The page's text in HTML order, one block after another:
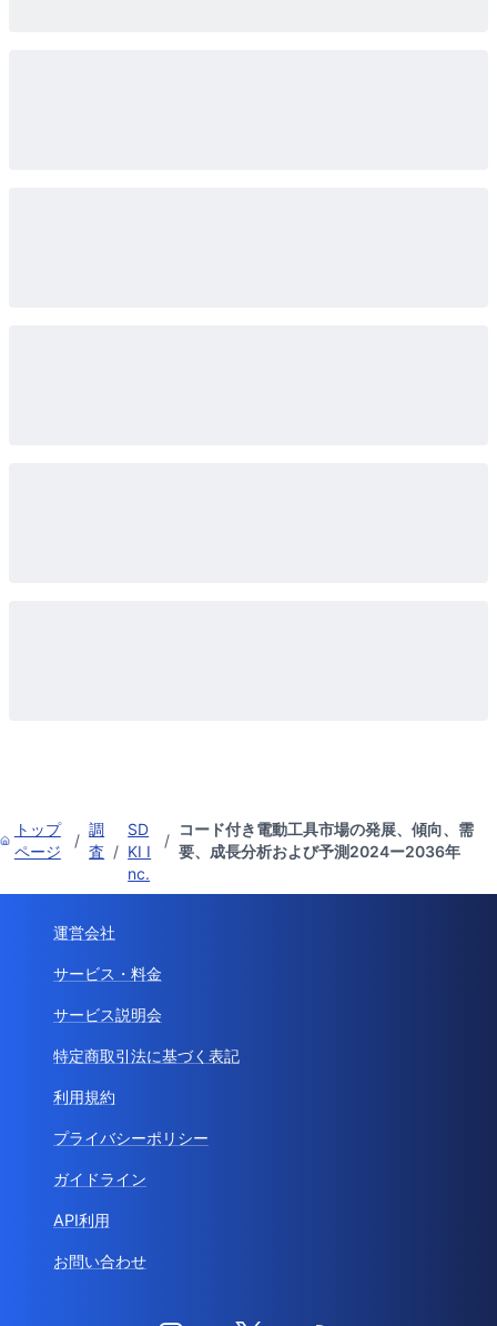
トップ
ページ
/
調
査 /
SD
KI I
nc.
/
コード付き電動工具市場の発展、傾向、需
要、成長分析および予測2024ー2036年
運営会社
サービス・料金
サービス説明会
特定商取引法に基づく表記
利用規約
プライバシーポリシー
ガイドライン
API利用
お問い合わせ